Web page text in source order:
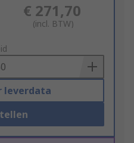
€ 271,70
(incl. BTW)
leverdata